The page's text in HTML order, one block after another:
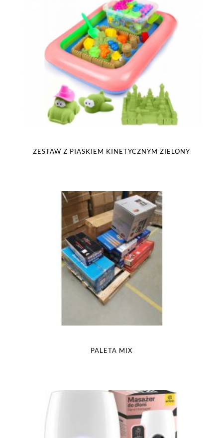
ZESTAW Z PIASKIEM KINETYCZNYM ZIELONY
PALETA MIX